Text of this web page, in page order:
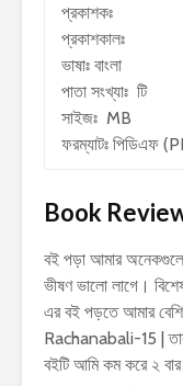
প্রকাশকঃ
প্রকাশকালঃ
ভাষাঃ বাংলা
পাতা সংখ্যাঃ টি
সাইজঃ MB
ফরম্যাটঃ পিডিএফ
Book
বই পড়া আমার
ভীষণ ভালো লাগে।
এর বই পড়তে আমার
Rachanabali-15 |
বইটি আমি কম করে ২